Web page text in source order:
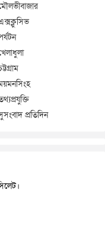
প্রতিদিন